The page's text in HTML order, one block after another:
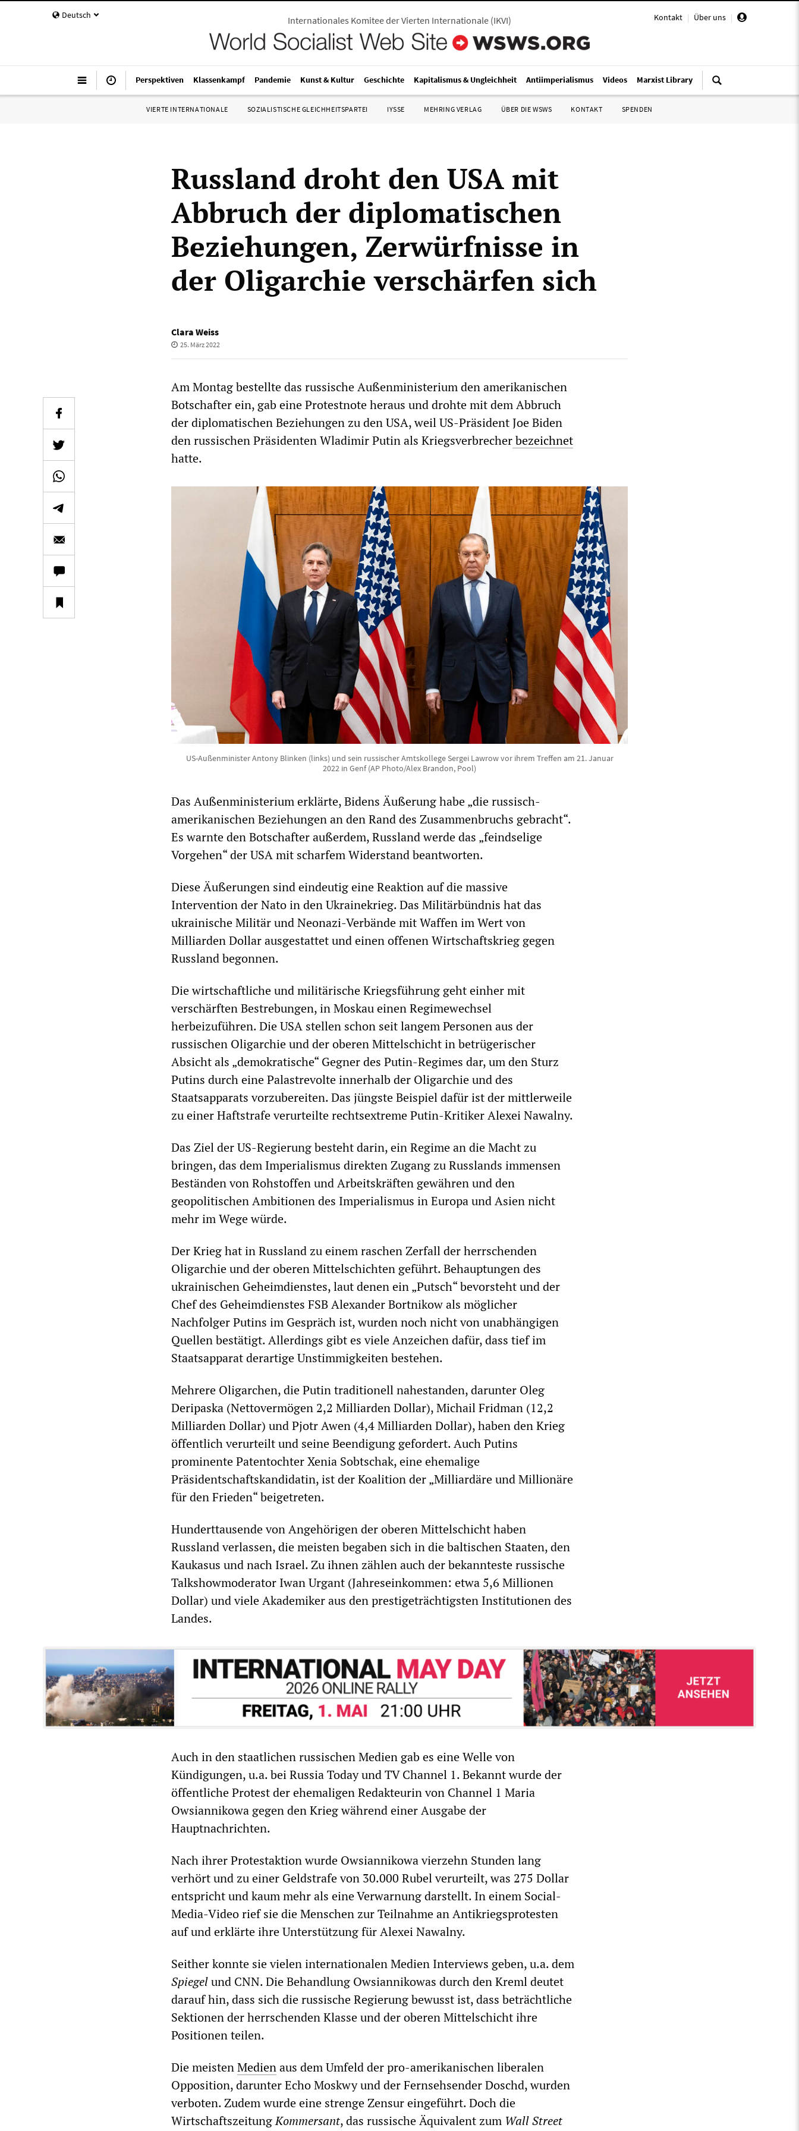
Deutsch Kontakt | Über uns |
Internationales Komitee der Vierten Internationale (IKVI)
Perspektiven Klassenkampf Pandemie Kunst & Kultur Geschichte Kapitalismus & Ungleichheit Antiimperialismus Videos Marxist Library
VIERTE INTERNATIONALE SOZIALISTISCHE GLEICHHEITSPARTEI IYSSE MEHRING VERLAG ÜBER DIE WSWS KONTAKT SPENDEN
Russland droht den USA mit
Abbruch der diplomatischen
Beziehungen, Zerwürfnisse in
der Oligarchie verschärfen sich
Clara Weiss
25. März 2022
Am Montag bestellte das russische Außenministerium den amerikanischen
Botschafter ein, gab eine Protestnote heraus und drohte mit dem Abbruch
der diplomatischen Beziehungen zu den USA, weil US-Präsident Joe Biden
den russischen Präsidenten Wladimir Putin als Kriegsverbrecherbezeichnet
hatte.
US-Außenminister Antony Blinken (links) und sein russischer Amtskollege Sergei Lawrow vor ihrem Treffen am 21. Januar
2022 in Genf (AP Photo/Alex Brandon, Pool)
Das Außenministerium erklärte, Bidens Äußerung habe „die russisch-
amerikanischen Beziehungen an den Rand des Zusammenbruchs gebracht“.
Es warnte den Botschafter außerdem, Russland werde das „feindselige
Vorgehen“ der USA mit scharfem Widerstand beantworten.
Diese Äußerungen sind eindeutig eine Reaktion auf die massive
Intervention der Nato in den Ukrainekrieg. Das Militärbündnis hat das
ukrainische Militär und Neonazi-Verbände mit Waffen im Wert von
Milliarden Dollar ausgestattet und einen offenen Wirtschaftskrieg gegen
Russland begonnen.
Die wirtschaftliche und militärische Kriegsführung geht einher mit
verschärften Bestrebungen, in Moskau einen Regimewechsel
herbeizuführen. Die USA stellen schon seit langem Personen aus der
russischen Oligarchie und der oberen Mittelschicht in betrügerischer
Absicht als „demokratische“ Gegner des Putin-Regimes dar, um den Sturz
Putins durch eine Palastrevolte innerhalb der Oligarchie und des
Staatsapparats vorzubereiten. Das jüngste Beispiel dafür ist der mittlerweile
zu einer Haftstrafe verurteilte rechtsextreme Putin-Kritiker Alexei Nawalny.
Das Ziel der US-Regierung besteht darin, ein Regime an die Macht zu
bringen, das dem Imperialismus direkten Zugang zu Russlands immensen
Beständen von Rohstoffen und Arbeitskräften gewähren und den
geopolitischen Ambitionen des Imperialismus in Europa und Asien nicht
mehr im Wege würde.
Der Krieg hat in Russland zu einem raschen Zerfall der herrschenden
Oligarchie und der oberen Mittelschichten geführt. Behauptungen des
ukrainischen Geheimdienstes, laut denen ein „Putsch“ bevorsteht und der
Chef des Geheimdienstes FSB Alexander Bortnikow als möglicher
Nachfolger Putins im Gespräch ist, wurden noch nicht von unabhängigen
Quellen bestätigt. Allerdings gibt es viele Anzeichen dafür, dass tief im
Staatsapparat derartige Unstimmigkeiten bestehen.
Mehrere Oligarchen, die Putin traditionell nahestanden, darunter Oleg
Deripaska (Nettovermögen 2,2 Milliarden Dollar), Michail Fridman (12,2
Milliarden Dollar) und Pjotr Awen (4,4 Milliarden Dollar), haben den Krieg
öffentlich verurteilt und seine Beendigung gefordert. Auch Putins
prominente Patentochter Xenia Sobtschak, eine ehemalige
Präsidentschaftskandidatin, ist der Koalition der „Milliardäre und Millionäre
für den Frieden“ beigetreten.
Hunderttausende von Angehörigen der oberen Mittelschicht haben
Russland verlassen, die meisten begaben sich in die baltischen Staaten, den
Kaukasus und nach Israel. Zu ihnen zählen auch der bekannteste russische
Talkshowmoderator Iwan Urgant (Jahreseinkommen: etwa 5,6 Millionen
Dollar) und viele Akademiker aus den prestigeträchtigsten Institutionen des
Landes.
Auch in den staatlichen russischen Medien gab es eine Welle von
Kündigungen, u.a. bei Russia Today und TV Channel 1. Bekannt wurde der
öffentliche Protest der ehemaligen Redakteurin von Channel 1 Maria
Owsiannikowa gegen den Krieg während einer Ausgabe der
Hauptnachrichten.
Nach ihrer Protestaktion wurde Owsiannikowa vierzehn Stunden lang
verhört und zu einer Geldstrafe von 30.000 Rubel verurteilt, was 275 Dollar
entspricht und kaum mehr als eine Verwarnung darstellt. In einem Social-
Media-Video rief sie die Menschen zur Teilnahme an Antikriegsprotesten
auf und erklärte ihre Unterstützung für Alexei Nawalny.
Seither konnte sie vielen internationalen Medien Interviews geben, u.a. dem
Spiegelund CNN. Die Behandlung Owsiannikowas durch den Kreml deutet
darauf hin, dass sich die russische Regierung bewusst ist, dass beträchtliche
Sektionen der herrschenden Klasse und der oberen Mittelschicht ihre
Positionen teilen.
Die meistenMedienaus dem Umfeld der pro-amerikanischen liberalen
Opposition, darunter Echo Moskwy und der Fernsehsender Doschd, wurden
verboten. Zudem wurde eine strenge Zensur eingeführt. Doch die
WirtschaftszeitungKommersant, das russische Äquivalent zum Wall Street